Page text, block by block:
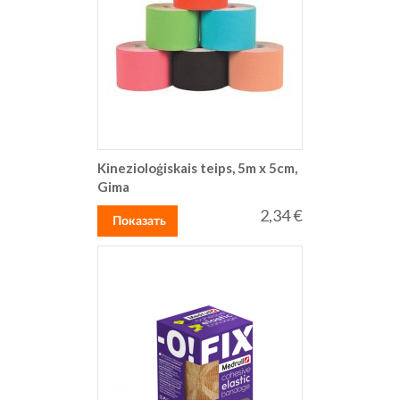
Kinezioloģiskais teips, 5m x 5cm,
Gima
2,34 €
Показать